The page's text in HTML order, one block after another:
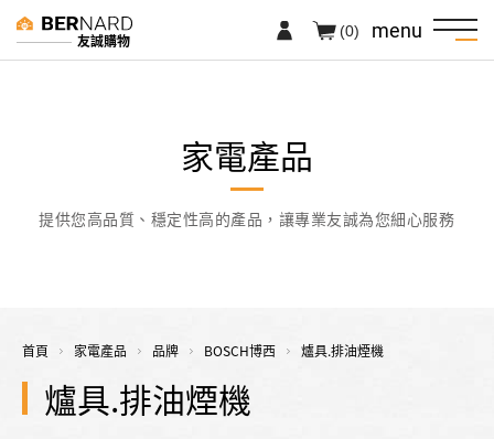
友誠購物 menu
(0)
家電產品
提供您高品質、穩定性高的產品，讓專業友誠為您細心服務
首頁 家電產品 品牌 BOSCH博西 爐具.排油煙機
爐具.排油煙機